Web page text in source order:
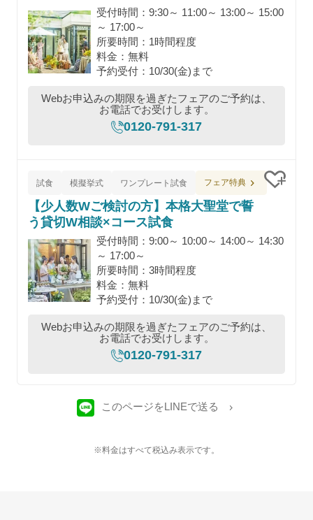
受付時間：9:30～ 11:00～ 13:00～ 15:00
～ 17:00～
所要時間：1時間程度
料金：無料
予約受付：10/30(金)まで
Webお申込みの期限を過ぎたフェアのご予約は、
お電話でお受けします。
0120-791-317
試食 模擬挙式 ワンプレート試食 フェア特典
【少人数Wご検討の方】本格大聖堂で誓
う貸切W相談×コース試食
受付時間：9:00～ 10:00～ 14:00～ 14:30
～ 17:00～
所要時間：3時間程度
料金：無料
予約受付：10/30(金)まで
Webお申込みの期限を過ぎたフェアのご予約は、
お電話でお受けします。
0120-791-317
このページをLINEで送る
※料金はすべて税込み表示です。